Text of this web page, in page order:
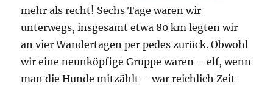
mehr als recht! Sechs Tage waren wir
unterwegs, insgesamt etwa 80 km legten wir
an vier Wandertagen per pedes zurück. Obwohl
wir eine neunköpfige Gruppe waren – elf, wenn
man die Hunde mitzählt – war reichlich Zeit